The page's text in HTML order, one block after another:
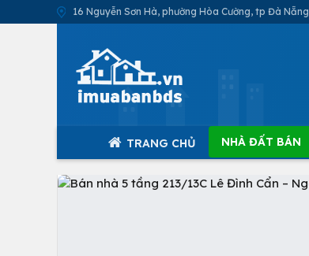
16 Nguyễn Sơn Hà, phường Hòa Cường, tp Đà Nẵng
TRANG CHỦ NHÀ ĐẤT BÁN